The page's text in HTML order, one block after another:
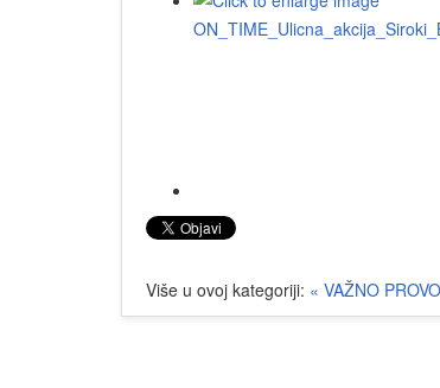
Više u ovoj kategoriji: « VAŽNO